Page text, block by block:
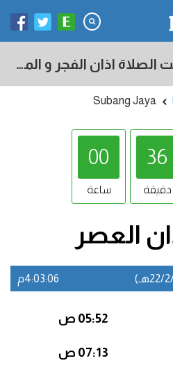
Subang Jaya: مواقيت الصلاة اذان الفجر و المغرب في اليوم - ماليزيا
Subang Jaya
00
ساعة
36
دقيقة
العصر
4:03:06م
05:52 ص
07:13 ص